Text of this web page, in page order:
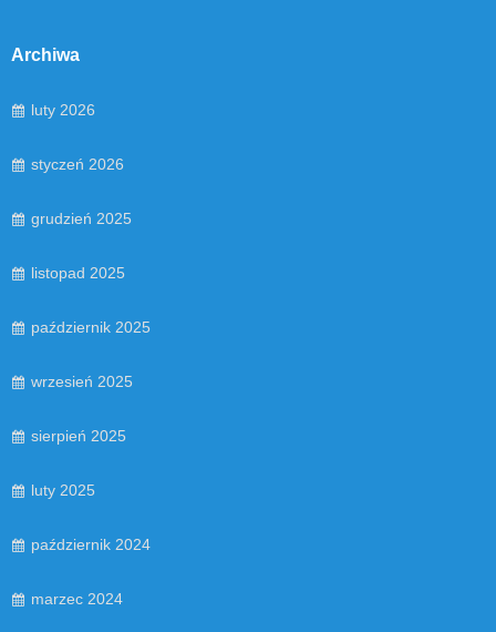
Archiwa
luty 2026
styczeń 2026
grudzień 2025
listopad 2025
październik 2025
wrzesień 2025
sierpień 2025
luty 2025
październik 2024
marzec 2024